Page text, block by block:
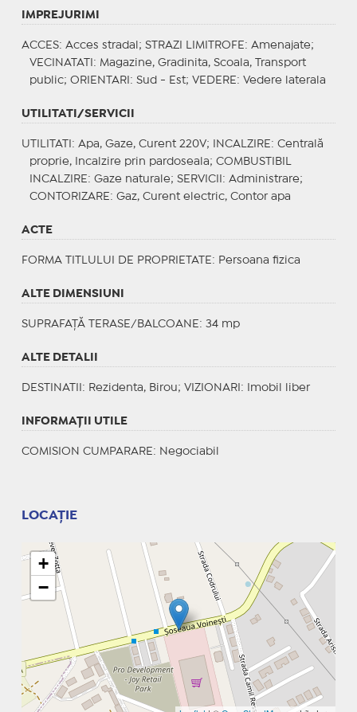
IMPREJURIMI
ACCES: Acces stradal; STRAZI LIMITROFE : Amenajate;
VECINATATI : Magazine, Gradinita, Scoala, Transport
public; ORIENTARI : Sud - Est; VEDERE : Vedere laterala
UTILITATI/SERVICII
UTILITATI : Apa, Gaze, Curent 220V; INCALZIRE : Centrală
proprie, Incalzire prin pardoseala; COMBUSTIBIL
INCALZIRE : Gaze naturale; SERVICII : Administrare;
CONTORIZARE : Gaz, Curent electric, Contor apa
ACTE
FORMA TITLULUI DE PROPRIETATE : Persoana fizica
ALTE DIMENSIUNI
SUPRAFAȚĂ TERASE/BALCOANE: 34 mp
ALTE DETALII
DESTINATII : Rezidenta, Birou; VIZIONARI : Imobil liber
INFORMAŢII UTILE
COMISION CUMPARARE: Negociabil
LOCAȚIE
+
−